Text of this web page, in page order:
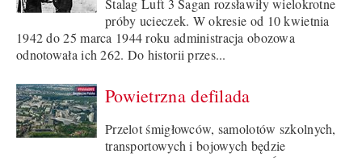
Stalag Luft 3 Sagan rozsławiły wielokrotne
próby ucieczek. W okresie od 10 kwietnia
1942 do 25 marca 1944 roku administracja obozowa
odnotowała ich 262. Do historii przes...
Powietrzna defilada
Przelot śmigłowców, samolotów szkolnych,
transportowych i bojowych będzie